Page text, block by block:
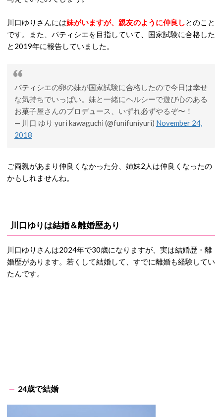
川口ゆりさんには妹がいますが、親友のように仲良しとのこと
です。また、パティシエを目指していて、国家試験に合格した
と2019年に報告していました。
パティシエの卵の妹が国家試験に合格したので今日は幸せ
な気持ちでいっぱい。妹と一緒にヘルシーで遊び心のある
お菓子屋さんのプロデュース、いずれ必ずやるぞ〜！
— 川口 ゆり yuri kawaguchi (@funifuniyuri) November 24,
2018
ご両親があまり仲良くなかった分、姉妹2人は仲良くなったの
かもしれませんね。
川口ゆりは結婚＆離婚歴あり
川口ゆりさんは2024年で30歳になりますが、実は結婚歴・離
婚歴があります。若くして結婚して、すでに離婚も経験してい
たんです。
24歳で結婚